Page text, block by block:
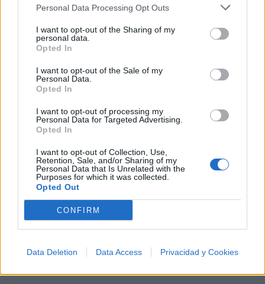
Personal Data Processing Opt Outs
I want to opt-out of the Sharing of my
personal data.
Opted In
I want to opt-out of the Sale of my
Personal Data.
Opted In
I want to opt-out of processing my
Personal Data for Targeted Advertising.
Opted In
I want to opt-out of Collection, Use,
Retention, Sale, and/or Sharing of my
Personal Data that Is Unrelated with the
Purposes for which it was collected.
Opted Out
CONFIRM
Data Deletion Data Access Privacidad y Cookies
Letras Top Artistas
N O P
Z #